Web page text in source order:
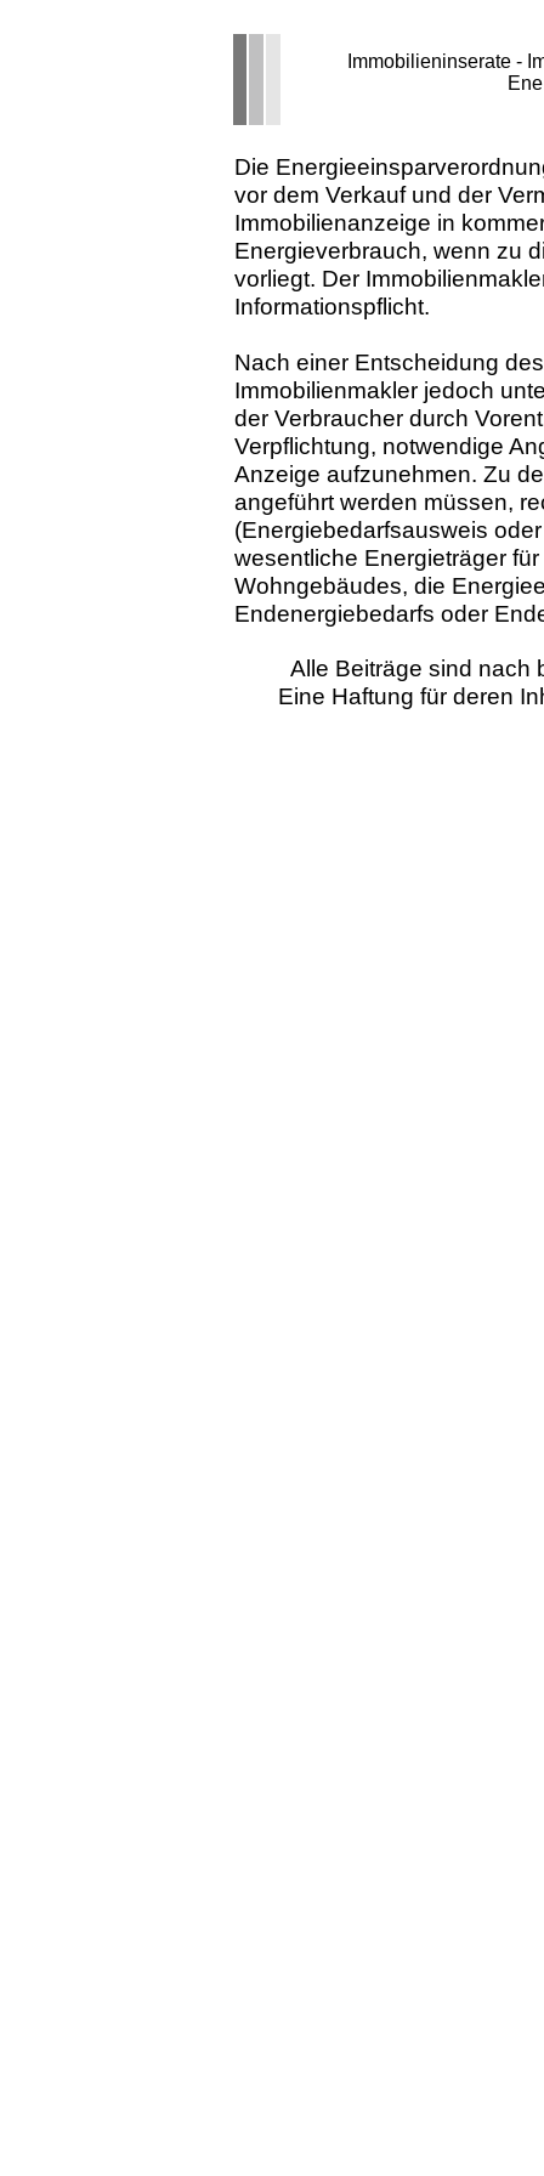
Immobilieninserate -
Die
vor dem Verkauf und der
Immobilienanzeige in
Energieverbrauch, wenn zu
vorliegt. Der
Informationspflicht.
Nach einer Entscheidung
Immobilienmakler jedoch
der Verbraucher durch
Verpflichtung, notwendige
Anzeige aufzunehmen. Zu
angeführt werden müssen,
(Energiebedarfsausweis
wesentliche Energieträger
Wohngebäudes, die
Endenergiebedarfs oder
Alle Beiträge sind nach
Eine Haftung für deren